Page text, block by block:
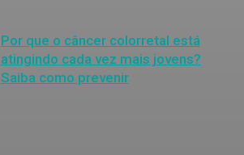
Por que o câncer colorretal está
atingindo cada vez mais jovens?
Saiba como prevenir